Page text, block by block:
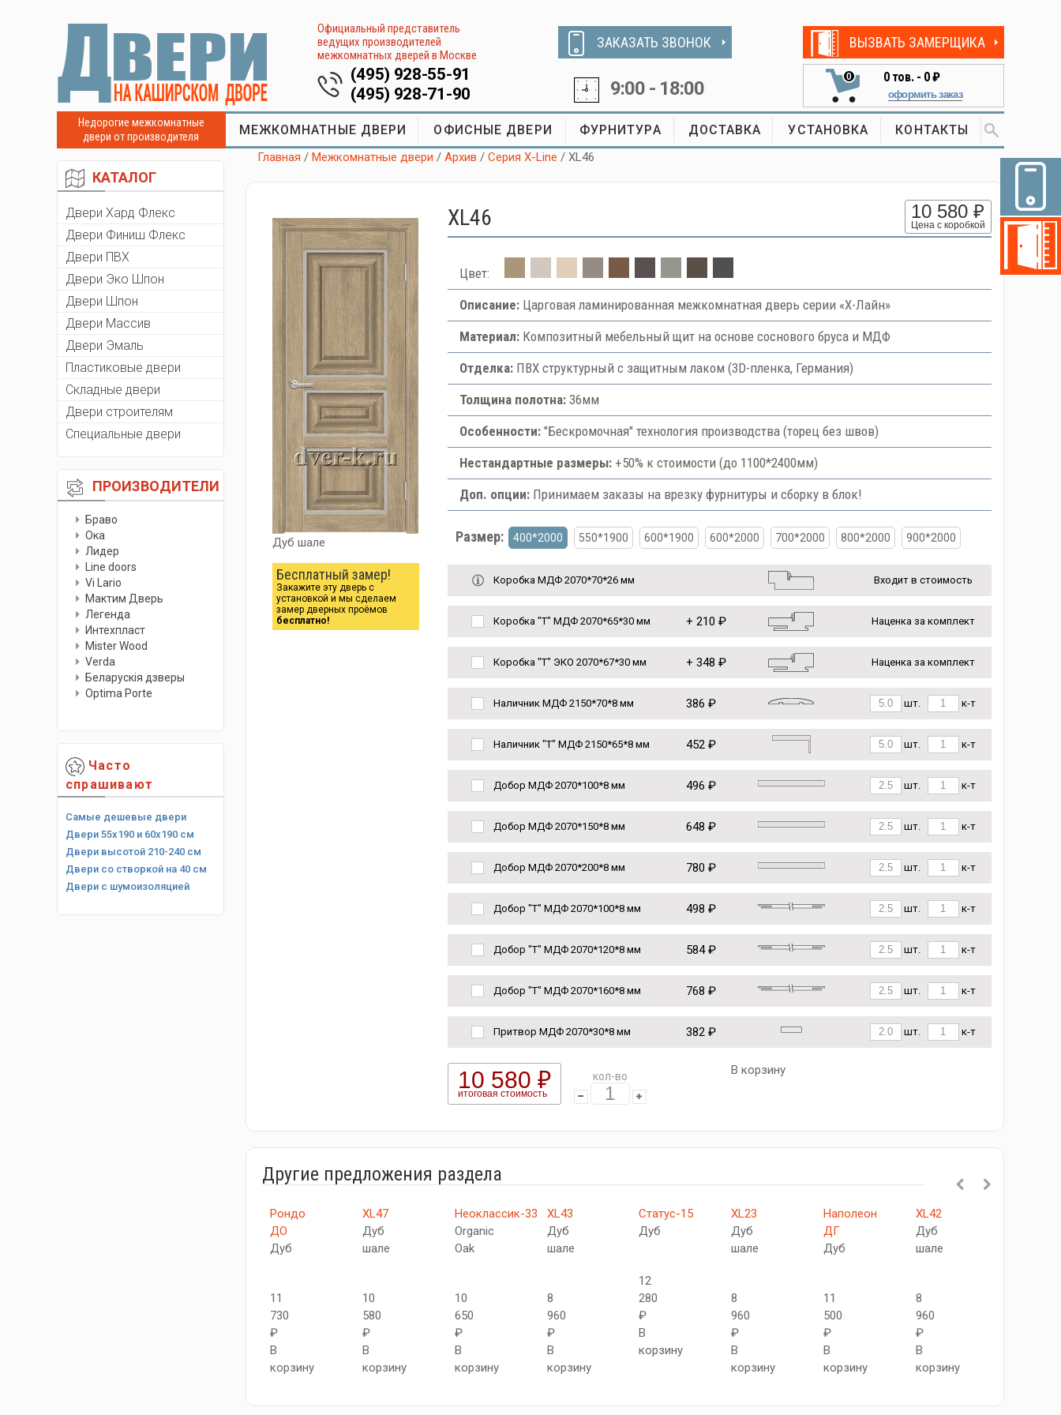
Официальный представитель
ведущих производителей
межкомнатных дверей в Москве
(495) 928-55-91
(495) 928-71-90
ЗАКАЗАТЬ ЗВОНОК
9:00 - 18:00
ВЫЗВАТЬ ЗАМЕРЩИКА
0 0тов. - 0 ₽
оформить заказ
Недорогие межкомнатные
двери от производителя
МЕЖКОМНАТНЫЕ ДВЕРИ ОФИСНЫЕ ДВЕРИ ФУРНИТУРА ДОСТАВКА УСТАНОВКА КОНТАКТЫ
КАТАЛОГ
Двери Хард Флекс
Двери Финиш Флекс
Двери ПВХ
Двери Эко Шпон
Двери Шпон
Двери Массив
Двери Эмаль
Пластиковые двери
Складные двери
Двери строителям
Специальные двери
ПРОИЗВОДИТЕЛИ
Браво
Ока
Лидер
Line doors
Vi Lario
Мактим Дверь
Легенда
Интехпласт
Мister Wood
Verda
Беларускiя дзверы
Optima Porte
Часто
спрашивают
Самые дешевые двери
Двери 55х190 и 60х190 см
Двери высотой 210-240 см
Двери со створкой на 40 см
Двери с шумоизоляцией
Главная /Межкомнатные двери /Архив /Серия X-Line / XL46
Дуб шале
Бесплатный замер!
Закажите эту дверь с
установкой и мы сделаем
замер дверных проёмов
бесплатно!
XL46 10 580 ₽
Цена с коробкой
Цвет:
Описание:Царговая ламинированная межкомнатная дверь серии «Х-Лайн»
Материал:Композитный мебельный щит на основе соснового бруса и МДФ
Отделка:ПВХ структурный с защитным лаком (3D-пленка, Германия)
Толщина полотна:36мм
Особенности:"Бескромочная" технология производства (торец без швов)
Нестандартные размеры:+50% к стоимости (до 1100*2400мм)
Доп. опции:Принимаем заказы на врезку фурнитуры и сборку в блок!
Размер: 400*2000 550*1900 600*1900 600*2000 700*2000 800*2000 900*2000
Коробка МДФ 2070*70*26 мм Входит в стоимость
Коробка "Т" МДФ 2070*65*30 мм + 210 ₽ Наценка за комплект
Коробка "Т" ЭКО 2070*67*30 мм + 348 ₽ Наценка за комплект
Наличник МДФ 2150*70*8 мм 386 ₽ шт. к-т
Наличник "Т" МДФ 2150*65*8 мм 452 ₽ шт. к-т
Добор МДФ 2070*100*8 мм 496 ₽ шт. к-т
Добор МДФ 2070*150*8 мм 648 ₽ шт. к-т
Добор МДФ 2070*200*8 мм 780 ₽ шт. к-т
Добор "Т" МДФ 2070*100*8 мм 498 ₽ шт. к-т
Добор "Т" МДФ 2070*120*8 мм 584 ₽ шт. к-т
Добор "Т" МДФ 2070*160*8 мм 768 ₽ шт. к-т
Притвор МДФ 2070*30*8 мм 382 ₽ шт. к-т
10 580 ₽
итоговая стоимость
кол-во В корзину
Другие предложения раздела
Рондо
ДО
Дуб
11
730
₽
В
корзину
XL47
Дуб
шале
10
580
₽
В
корзину
Неоклассик-33
Organic
Oak
10
650
₽
В
корзину
XL43
Дуб
шале
8
960
₽
В
корзину
Статус-15
Дуб
12
280
₽
В
корзину
XL23
Дуб
шале
8
960
₽
В
корзину
Наполеон
ДГ
Дуб
11
500
₽
В
корзину
XL42
Дуб
шале
8
960
₽
В
корзину